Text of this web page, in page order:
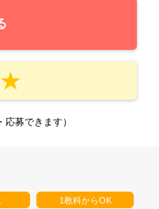
応募できます）
1教科からOK